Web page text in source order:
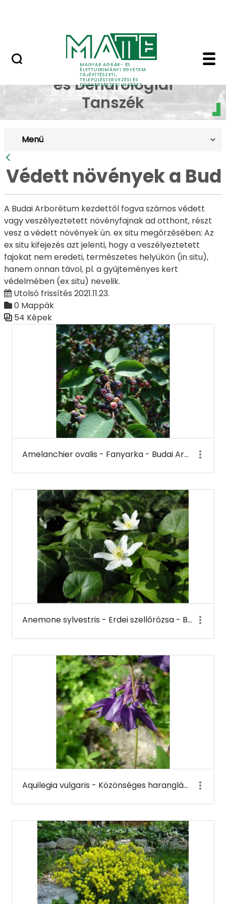
MAGYAR AGRÁR- ÉS
ÉLETTUDOMÁNYI EGYETEM
TÁJÉPÍTÉSZETI,
TELEPÜLÉSTERVEZÉSI ÉS
DÍSZKERTÉSZETI INTÉZET
Védett növények a
Dísznövénytermesztési
és Dendrológiai
Tanszék
Menü
Vissza
Védett növények a
A Budai Arborétum kezdettől fogva számos védett
vagy veszélyeztetett növényfajnak ad otthont, részt
vesz a védett növények ún. ex situ megőrzésében: Az
ex situ kifejezés azt jelenti, hogy a veszélyeztetett
fajokat nem eredeti, természetes helyükön (in situ),
hanem onnan távol, pl. a gyűjteményes kert
védelmében (ex situ) nevelik.
Utolsó frissítés 2021.11.23.
0 Mappák
54 Képek
Amelanchier ovalis - Fanyarka - Budai Arborétum
Anemone sylvestris - Erdei szellőrózsa - Budai Arborétum
Aquilegia vulgaris - Közönséges harangláb - Budai Arborétum